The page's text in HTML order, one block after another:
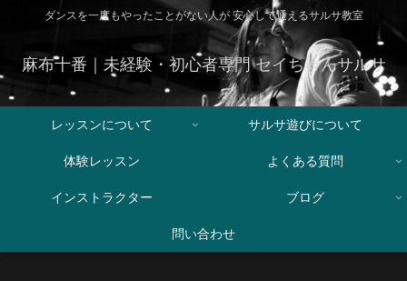
ダンスを一度もやったことがない人が 安心して通えるサルサ教室
麻布十番｜未経験・初心者専門 セイちゃんサルサ
レッスンについて サルサ遊びについて
体験レッスン よくある質問
インストラクター ブログ
問い合わせ